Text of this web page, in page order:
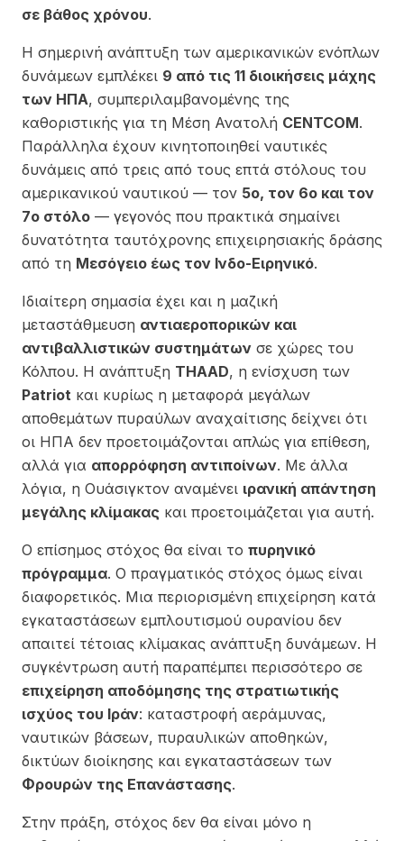
σε βάθος χρόνου.
Η σημερινή ανάπτυξη των αμερικανικών ενόπλων
δυνάμεων εμπλέκει 9 από τις 11 διοικήσεις μάχης
των ΗΠΑ, συμπεριλαμβανομένης της
καθοριστικής για τη Μέση Ανατολή CENTCOM.
Παράλληλα έχουν κινητοποιηθεί ναυτικές
δυνάμεις από τρεις από τους επτά στόλους του
αμερικανικού ναυτικού — τον 5ο, τον 6ο και τον
7ο στόλο — γεγονός που πρακτικά σημαίνει
δυνατότητα ταυτόχρονης επιχειρησιακής δράσης
από τη Μεσόγειο έως τον Ινδο-Ειρηνικό.
Ιδιαίτερη σημασία έχει και η μαζική
μεταστάθμευση αντιαεροπορικών και
αντιβαλλιστικών συστημάτων σε χώρες του
Κόλπου. Η ανάπτυξη THAAD, η ενίσχυση των
Patriot και κυρίως η μεταφορά μεγάλων
αποθεμάτων πυραύλων αναχαίτισης δείχνει ότι
οι ΗΠΑ δεν προετοιμάζονται απλώς για επίθεση,
αλλά για απορρόφηση αντιποίνων. Με άλλα
λόγια, η Ουάσιγκτον αναμένει ιρανική απάντηση
μεγάλης κλίμακας και προετοιμάζεται για αυτή.
Ο επίσημος στόχος θα είναι το πυρηνικό
πρόγραμμα. Ο πραγματικός στόχος όμως είναι
διαφορετικός. Μια περιορισμένη επιχείρηση κατά
εγκαταστάσεων εμπλουτισμού ουρανίου δεν
απαιτεί τέτοιας κλίμακας ανάπτυξη δυνάμεων. Η
συγκέντρωση αυτή παραπέμπει περισσότερο σε
επιχείρηση αποδόμησης της στρατιωτικής
ισχύος του Ιράν: καταστροφή αεράμυνας,
ναυτικών βάσεων, πυραυλικών αποθηκών,
δικτύων διοίκησης και εγκαταστάσεων των
Φρουρών της Επανάστασης.
Στην πράξη, στόχος δεν θα είναι μόνο η